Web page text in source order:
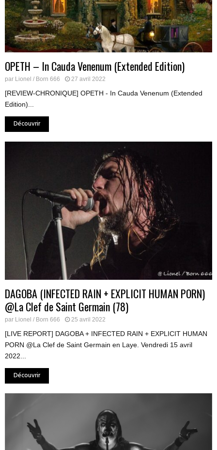
OPETH – In Cauda Venenum (Extended Edition)
par Lionel / Born 666 27 avril 2022
[REVIEW-CHRONIQUE] OPETH - In Cauda Venenum (Extended
Edition)...
Découvrir
DAGOBA (INFECTED RAIN + EXPLICIT HUMAN PORN)
@La Clef de Saint Germain (78)
par Lionel / Born 666 25 avril 2022
[LIVE REPORT] DAGOBA + INFECTED RAIN + EXPLICIT HUMAN
PORN @La Clef de Saint Germain en Laye. Vendredi 15 avril
2022...
Découvrir